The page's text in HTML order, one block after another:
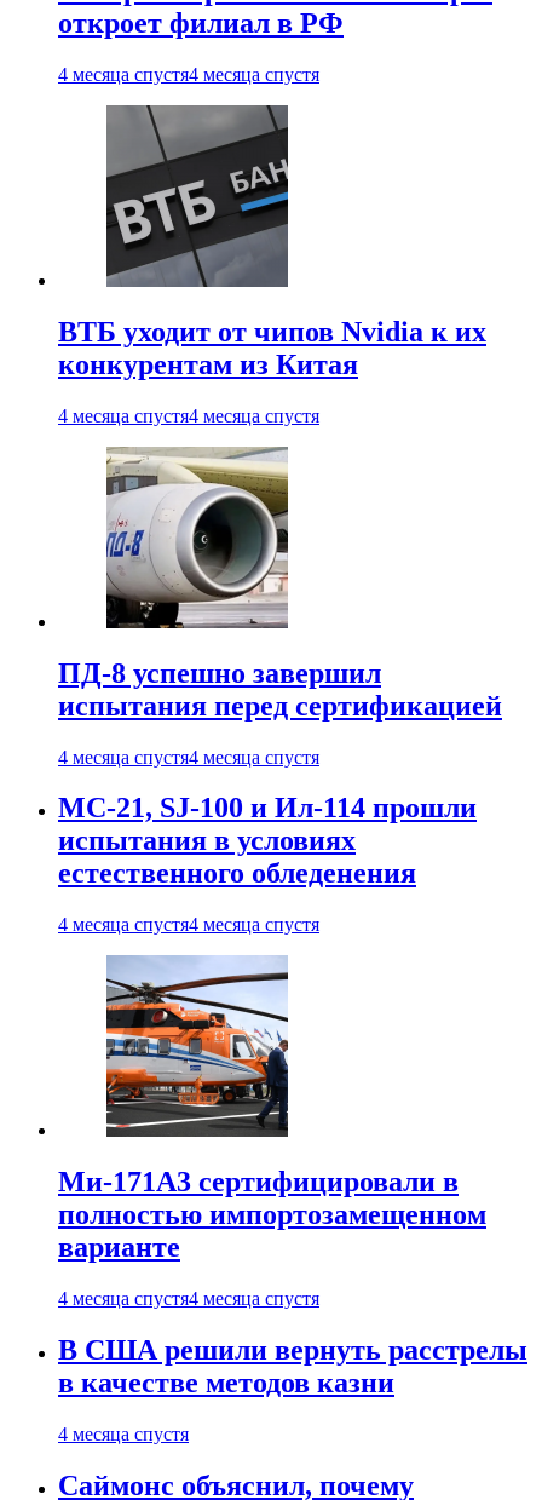
откроет филиал в РФ
4 месяца спустя4 месяца спустя
ВТБ уходит от чипов Nvidia к их
конкурентам из Китая
4 месяца спустя4 месяца спустя
ПД-8 успешно завершил
испытания перед сертификацией
4 месяца спустя4 месяца спустя
МС-21, SJ-100 и Ил-114 прошли
испытания в условиях
естественного обледенения
4 месяца спустя4 месяца спустя
Ми-171А3 сертифицировали в
полностью импортозамещенном
варианте
4 месяца спустя4 месяца спустя
В США решили вернуть расстрелы
в качестве методов казни
4 месяца спустя
Саймонс объяснил, почему